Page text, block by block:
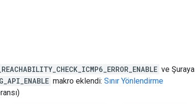
ve Şuraya
makro eklendi: Sınır Yönlendirme